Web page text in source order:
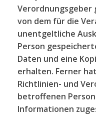
Verordnungsgeber
von dem für die
unentgeltliche
Person
Daten und eine
erhalten. Ferner
Richtlinien- und
betroffenen
Informationen